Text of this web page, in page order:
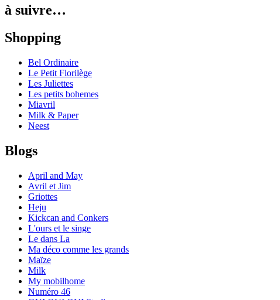
à suivre…
Shopping
Bel Ordinaire
Le Petit Florilège
Les Juliettes
Les petits bohemes
Miavril
Milk & Paper
Neest
Blogs
April and May
Avril et Jim
Griottes
Heju
Kickcan and Conkers
L'ours et le singe
Le dans La
Ma déco comme les grands
Maïze
Milk
My mobilhome
Numéro 46